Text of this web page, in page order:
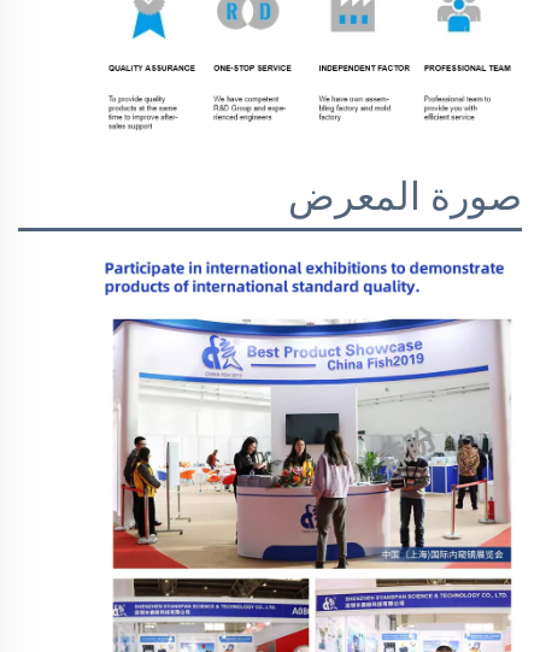
صورة المعرض